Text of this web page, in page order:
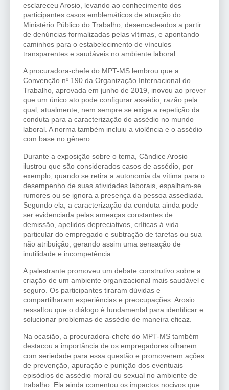
esclareceu Arosio, levando ao conhecimento dos
participantes casos emblemáticos de atuação do
Ministério Público do Trabalho, desencadeados a partir
de denúncias formalizadas pelas vítimas, e apontando
caminhos para o estabelecimento de vínculos
transparentes e saudáveis no ambiente laboral.
A procuradora-chefe do MPT-MS lembrou que a
Convenção nº 190 da Organização Internacional do
Trabalho, aprovada em junho de 2019, inovou ao prever
que um único ato pode configurar assédio, razão pela
qual, atualmente, nem sempre se exige a repetição da
conduta para a caracterização do assédio no mundo
laboral. A norma também incluiu a violência e o assédio
com base no gênero.
Durante a exposição sobre o tema, Cândice Arosio
ilustrou que são considerados casos de assédio, por
exemplo, quando se retira a autonomia da vítima para o
desempenho de suas atividades laborais, espalham-se
rumores ou se ignora a presença da pessoa assediada.
Segundo ela, a caracterização da conduta ainda pode
ser evidenciada pelas ameaças constantes de
demissão, apelidos depreciativos, críticas à vida
particular do empregado e subtração de tarefas ou sua
não atribuição, gerando assim uma sensação de
inutilidade e incompetência.
A palestrante promoveu um debate construtivo sobre a
criação de um ambiente organizacional mais saudável e
seguro. Os participantes tiraram dúvidas e
compartilharam experiências e preocupações. Arosio
ressaltou que o diálogo é fundamental para identificar e
solucionar problemas de assédio de maneira eficaz.
Na ocasião, a procuradora-chefe do MPT-MS também
destacou a importância de os empregadores olharem
com seriedade para essa questão e promoverem ações
de prevenção, apuração e punição dos eventuais
episódios de assédio moral ou sexual no ambiente de
trabalho. Ela ainda comentou os impactos nocivos que